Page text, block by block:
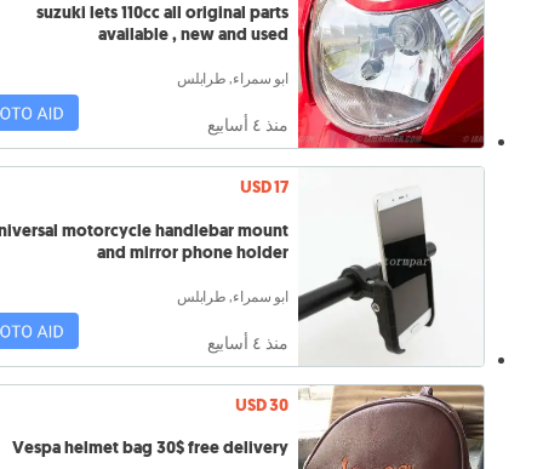
suzuki lets 110cc all original parts
available , new and used
ابو سمراء, طرابلس
منذ ٤ أسابيع
USD 17
motorcycle handlebar mount
and mirror phone holder
ابو سمراء, طرابلس
منذ ٤ أسابيع
USD 30
Vespa helmet bag 30$ free delivery